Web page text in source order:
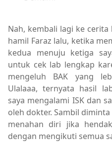
Nah, kembali lagi ke cerita
hamil Faraz lalu, ketika
kedua menuju ketiga
untuk cek lab lengkap
mengeluh BAK yang
Ulalaaa, ternyata hasil
saya mengalami ISK dan
oleh dokter. Sambil
menahan diri jika
dengan mengikuti semua